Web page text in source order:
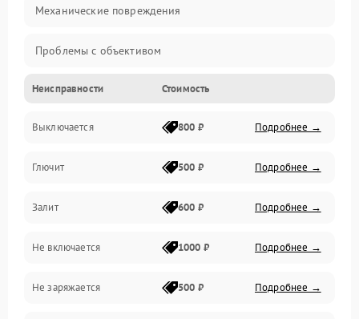
Механические повреждения
Проблемы с объективом
Электронные ошибки
Механические проблемы
Матрица и оптика
Питание и питание цепей
Проблемы с картами памяти
Объективы
Неисправности Стоимость
Выключается 800 ₽ Подробнее →
Глючит 500 ₽ Подробнее →
Залит 600 ₽ Подробнее →
Не включается 1000 ₽ Подробнее →
Не заряжается 500 ₽ Подробнее →